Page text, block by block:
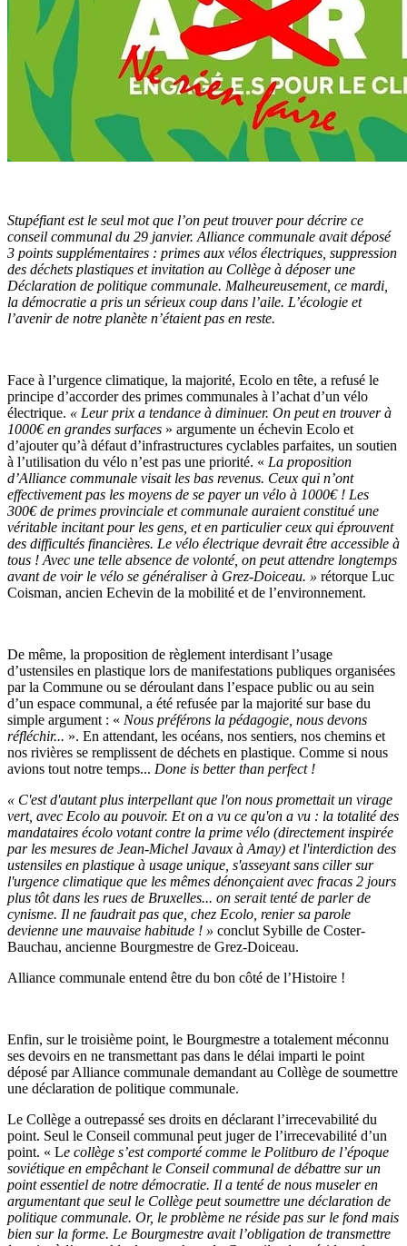
Stupéfiant est le seul mot que l’on peut trouver pour décrire ce
conseil communal du 29 janvier. Alliance communale avait déposé
3 points supplémentaires : primes aux vélos électriques, suppression
des déchets plastiques et invitation au Collège à déposer une
Déclaration de politique communale. Malheureusement, ce mardi,
la démocratie a pris un sérieux coup dans l’aile. L’écologie et
l’avenir de notre planète n’étaient pas en reste.
Face à l’urgence climatique, la majorité, Ecolo en tête, a refusé le
principe d’accorder des primes communales à l’achat d’un vélo
électrique. « Leur prix a tendance à diminuer. On peut en trouver à
1000€ en grandes surfaces » argumente un échevin Ecolo et
d’ajouter qu’à défaut d’infrastructures cyclables parfaites, un soutien
à l’utilisation du vélo n’est pas une priorité. « La proposition
d’Alliance communale visait les bas revenus. Ceux qui n’ont
effectivement pas les moyens de se payer un vélo à 1000€ ! Les
300€ de primes provinciale et communale auraient constitué une
véritable incitant pour les gens, et en particulier ceux qui éprouvent
des difficultés financières. Le vélo électrique devrait être accessible à
tous ! Avec une telle absence de volonté, on peut attendre longtemps
avant de voir le vélo se généraliser à Grez-Doiceau. » rétorque Luc
Coisman, ancien Echevin de la mobilité et de l’environnement.
De même, la proposition de règlement interdisant l’usage
d’ustensiles en plastique lors de manifestations publiques organisées
par la Commune ou se déroulant dans l’espace public ou au sein
d’un espace communal, a été refusée par la majorité sur base du
simple argument : « Nous préférons la pédagogie, nous devons
réfléchir... ». En attendant, les océans, nos sentiers, nos chemins et
nos rivières se remplissent de déchets en plastique. Comme si nous
avions tout notre temps... Done is better than perfect!
« C'est d'autant plus interpellant que l'on nous promettait un virage
vert, avec Ecolo au pouvoir. Et on a vu ce qu'on a vu : la totalité des
mandataires écolo votant contre la prime vélo (directement inspirée
par les mesures de Jean-Michel Javaux à Amay) et l'interdiction des
ustensiles en plastique à usage unique, s'asseyant sans ciller sur
l'urgence climatique que les mêmes dénonçaient avec fracas 2 jours
plus tôt dans les rues de Bruxelles... on serait tenté de parler de
cynisme. Il ne faudrait pas que, chez Ecolo, renier sa parole
devienne une mauvaise habitude ! » conclut Sybille de Coster-
Bauchau, ancienne Bourgmestre de Grez-Doiceau.
Alliance communale entend être du bon côté de l’Histoire !
Enfin, sur le troisième point, le Bourgmestre a totalement méconnu
ses devoirs en ne transmettant pas dans le délai imparti le point
déposé par Alliance communale demandant au Collège de soumettre
une déclaration de politique communale.
Le Collège a outrepassé ses droits en déclarant l’irrecevabilité du
point. Seul le Conseil communal peut juger de l’irrecevabilité d’un
point. « Le collège s’est comporté comme le Politburo de l’époque
soviétique en empêchant le Conseil communal de débattre sur un
point essentiel de notre démocratie. Il a tenté de nous museler en
argumentant que seul le Collège peut soumettre une déclaration de
politique communale. Or, le problème ne réside pas sur le fond mais
bien sur la forme. Le Bourgmestre avait l’obligation de transmettre